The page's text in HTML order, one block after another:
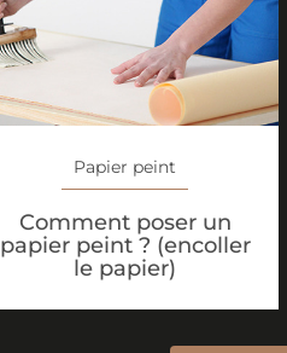
Papier peint
Comment poser un
papier peint ? (encoller
le papier)